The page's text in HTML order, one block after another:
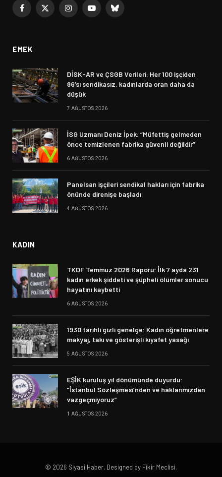
Facebook
X
InstagramYouTubeBluesky
EMEK
DİSK-AR ve ÇSGB Verileri: Her 100 işçiden
86’sı sendikasız, kadınlarda oran daha da
düşük
7 AĞUSTOS 2026
İSG Uzmanı Deniz İpek: “Müfettiş gelmeden
önce temizlenen fabrika güvenli değildir”
6 AĞUSTOS 2026
Panelsan işçileri sendikal hakları için fabrika
önünde direnişe başladı
4 AĞUSTOS 2026
KADIN
TKDF Temmuz 2026 Raporu: İlk 7 ayda 231
kadın erkek şiddeti ve şüpheli ölümler sonucu
hayatını kaybetti
6 AĞUSTOS 2026
1930 tarihli gizli genelge: Kadın öğretmenlere
makyaj, takı ve gösterişli kıyafet yasağı
5 AĞUSTOS 2026
EŞİK kuruluş yıl dönümünde duyurdu:
“İstanbul Sözleşmesi’nden ve haklarımızdan
vazgeçmiyoruz”
1 AĞUSTOS 2026
© 2026 Siyasi Haber. Designed by Fikir Meclisi.